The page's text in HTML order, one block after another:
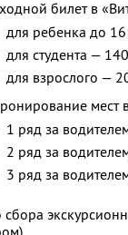
билет в
для ребенка до
для студента —
для взрослого —
мест
1 ряд за
2 ряд за
3 ряд за
сбора